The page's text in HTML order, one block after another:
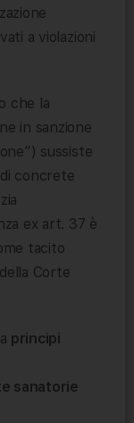
a violazioni
che la
in sanzione
sussiste
concrete
ex art. 37 è
tacito
Corte
principi
sanatorie